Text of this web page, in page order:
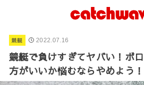
競艇 2022.07.16
競艇で負けすぎてヤバい！ボ
方がいいか悩むならやめよう！